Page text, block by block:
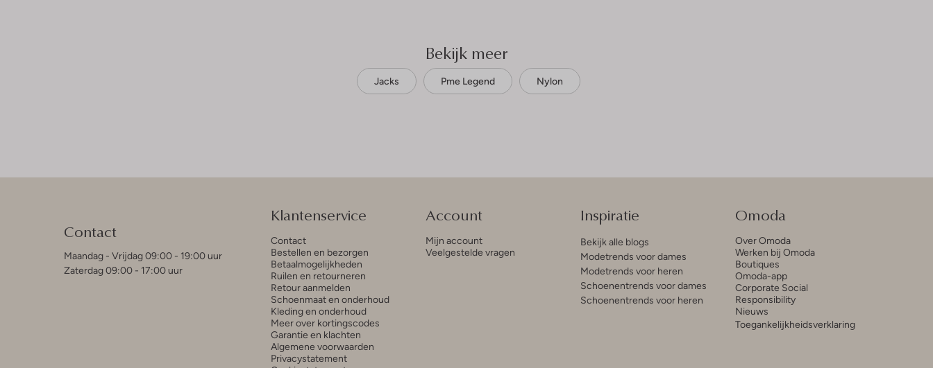
Bekijk meer
Jacks Pme Legend Nylon
Contact
Maandag - Vrijdag 09:00 - 19:00 uur
Zaterdag 09:00 - 17:00 uur
Klantenservice
Contact
Bestellen en bezorgen
Betaalmogelijkheden
Ruilen en retourneren
Retour aanmelden
Schoenmaat en onderhoud
Kleding en onderhoud
Meer over kortingscodes
Garantie en klachten
Algemene voorwaarden
Privacystatement
Account
Mijn account
Veelgestelde vragen
Inspiratie
Bekijk alle blogs
Modetrends voor dames
Modetrends voor heren
Schoenentrends voor dames
Schoenentrends voor heren
Omoda
Over Omoda
Werken bij Omoda
Boutiques
Omoda-app
Corporate Social
Responsibility
Nieuws
Toegankelijkheidsverklaring